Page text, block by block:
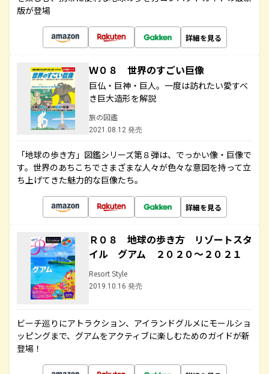
版が登場
詳細を見る
Ｗ０８ 世界のすごい巨像
巨仏・巨神・巨人。一度は訪れたい愛すべ
き巨大造形を解説
旅の図鑑
2021.08.12 発売
「地球の歩き方」図鑑シリーズ第８弾は、でっかい像・巨像で
す。世界のあちこちでさまざまな人々が色々な意図を持って立
ち上げてきた魅力的な巨像たち。
詳細を見る
Ｒ０８ 地球の歩き方 リゾートスタ
イル グアム ２０２０～２０２１
Resort Style
2019.10.16 発売
ビーチ巡りにアトラクション、アイランドグルメにモールショ
ッピングまで、グアムをアクティブに楽しむためのガイドが新
登場！